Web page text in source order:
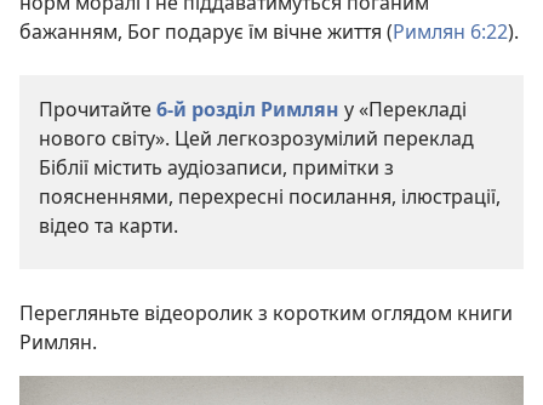
бажанням, Бог подарує їм вічне життя (Римлян 6:22).
Прочитайте 6-й розділ Римлян у «Перекладі
нового світу». Цей легкозрозумілий переклад
Біблії містить аудіозаписи, примітки з
поясненнями, перехресні посилання, ілюстрації,
відео та карти.
Перегляньте відеоролик з коротким оглядом книги
Римлян.